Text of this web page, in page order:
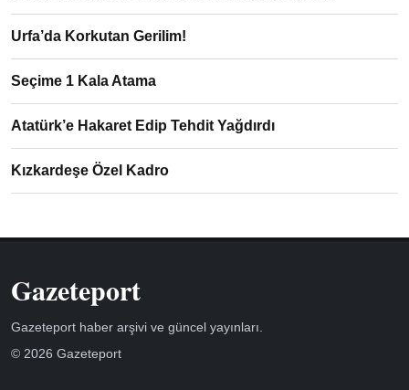
Urfa’da Korkutan Gerilim!
Seçime 1 Kala Atama
Atatürk’e Hakaret Edip Tehdit Yağdırdı
Kızkardeşe Özel Kadro
Gazeteport
Gazeteport haber arşivi ve güncel yayınları.
© 2026 Gazeteport